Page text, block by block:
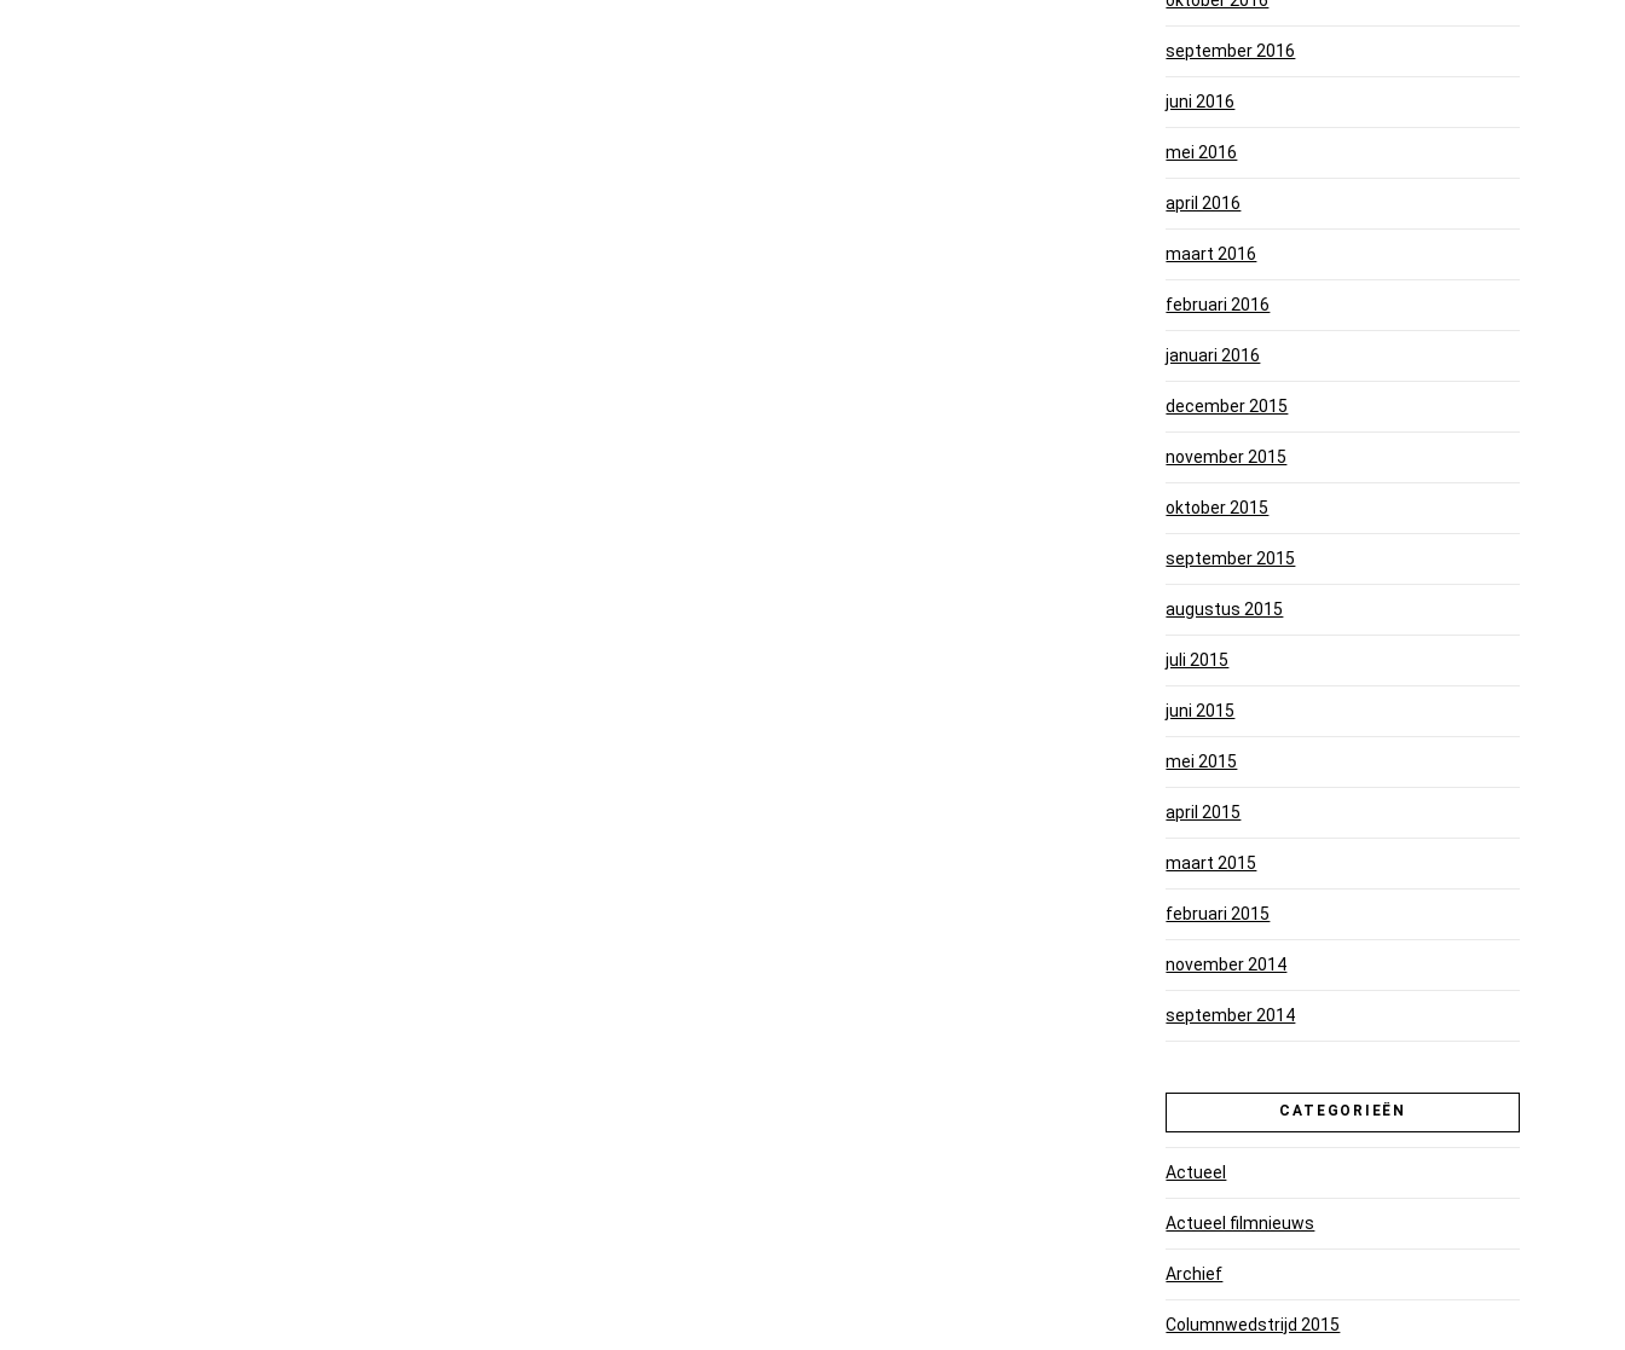
september 2016
juni 2016
mei 2016
april 2016
maart 2016
februari 2016
januari 2016
december 2015
november 2015
oktober 2015
september 2015
augustus 2015
juli 2015
juni 2015
mei 2015
april 2015
maart 2015
februari 2015
november 2014
september 2014
CATEGORIEËN
Actueel
Actueel filmnieuws
Archief
Columnwedstrijd 2015